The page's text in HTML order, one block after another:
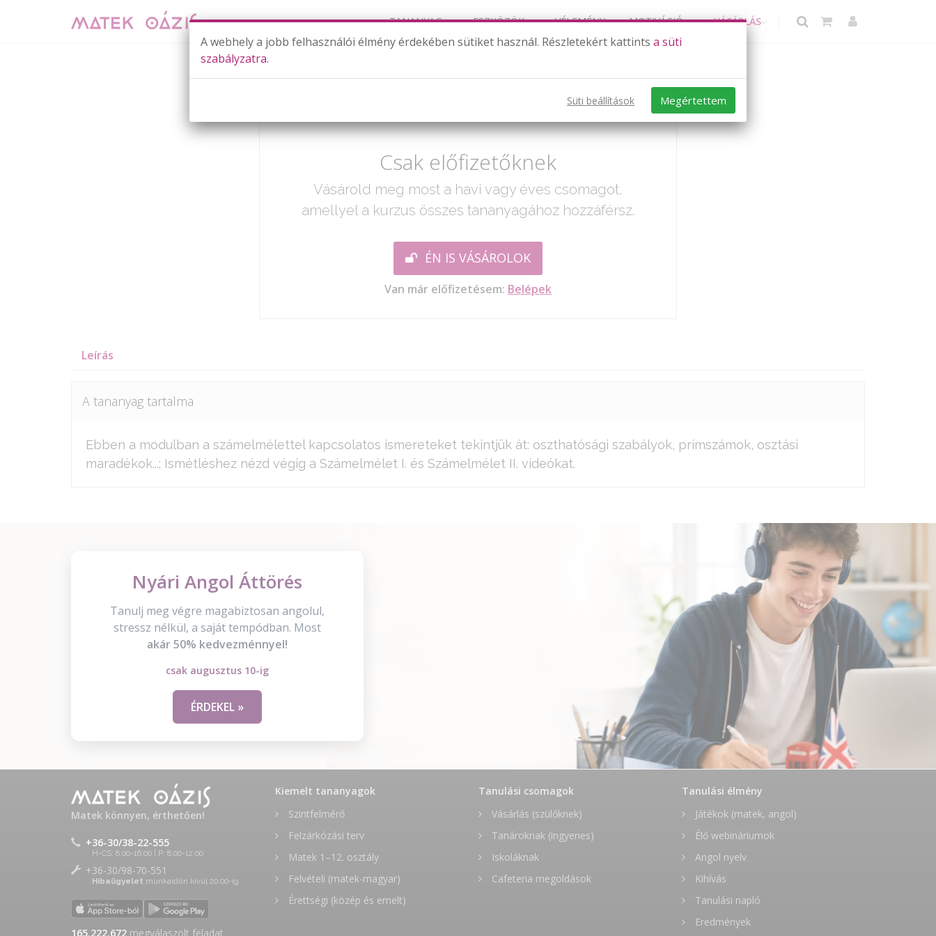
TANANYAG ESZKÖZÖK VÉLEMÉNY MOTIVÁCIÓ VÁSÁRLÁS
Csak előfizetőknek
Vásárold meg most a havi vagy éves csomagot,
amellyel a kurzus összes tananyagához hozzáférsz.
ÉN IS VÁSÁROLOK
Van már előfizetésem: Belépek
Leírás
A tananyag tartalma
Ebben a modulban a számelmélettel kapcsolatos ismereteket tekintjük át: oszthatósági szabályok, prímszámok, osztási
maradékok...; Ismétléshez nézd végig a Számelmélet I. és Számelmélet II. videókat.
Nyári Angol Áttörés
Tanulj meg végre magabiztosan angolul,
stressz nélkül, a saját tempódban. Most
akár 50% kedvezménnyel!
csak augusztus 10-ig
ÉRDEKEL »
Matek könnyen, érthetően!
+36-30/38-22-555
H-CS: 8:00-16:00 | P: 8:00-12:00
+36-30/98-70-551
Hibaügyelet munkaidőn kívül 20:00-ig
165.222.931 megválaszolt feladat
Kiemelt tananyagok
Szintfelmérő
Felzárkózási terv
Matek 1–12. osztály
Felvételi (matek-magyar)
Érettségi (közép és emelt)
Tanulási csomagok
Vásárlás (szülőknek)
Tanároknak (ingyenes)
Iskoláknak
Cafeteria megoldások
Tanulási élmény
Játékok (matek, angol)
Élő webináriumok
Angol nyelv
Kihívás
Tanulási napló
Eredmények
A webhely a jobb felhasználói élmény érdekében sütiket használ. Részletekért kattints a süti
szabályzatra.
Süti beállítások Megértettem